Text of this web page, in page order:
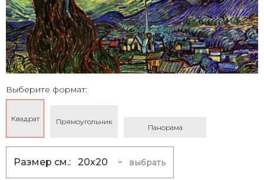
Выберите формат:
Квадрат Прямоугольник
Панорама
Размер см.: 20x20 выбрать
20x20 175 грн.